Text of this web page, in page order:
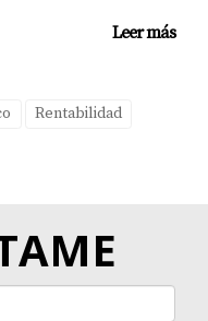
Cana, Santo
con la
Leer más
Rentabilidad